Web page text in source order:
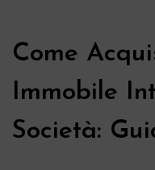
Come
Immobile
Società: